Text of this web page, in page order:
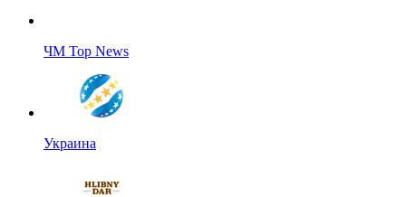
ЧМ Top News
Украина